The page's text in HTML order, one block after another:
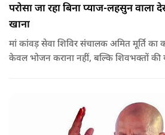
परोसा जा रहा बिना प्याज-लहसुन वाला
खाना
मां कांवड़ सेवा शिविर संचालक अमित मूर्ति का
केवल भोजन कराना नहीं, बल्कि शिवभक्तों की